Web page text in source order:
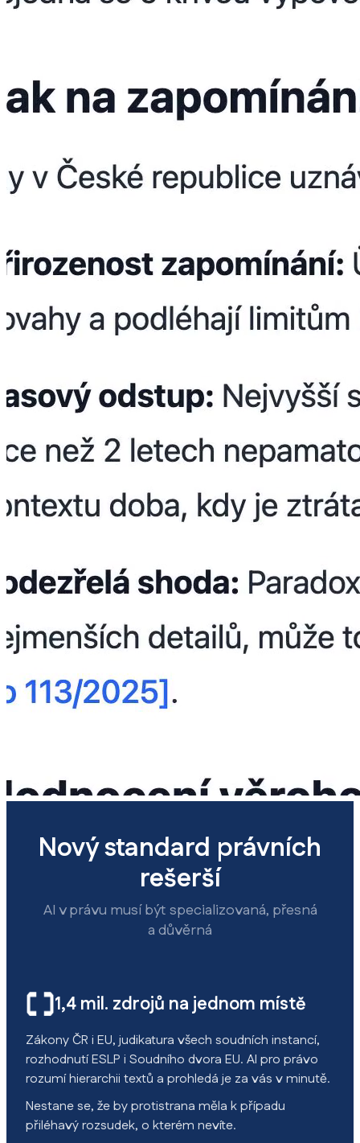
Nový standard právních
rešerší
AI v právu musí být specializovaná, přesná
a důvěrná
1,4 mil. zdrojů na jednom místě
Zákony ČR i EU, judikatura všech soudních instancí,
rozhodnutí ESLP i Soudního dvora EU. AI pro právo
rozumí hierarchii textů a prohledá je za vás v minutě.
Nestane se, že by protistrana měla k případu
přiléhavý rozsudek, o kterém nevíte.